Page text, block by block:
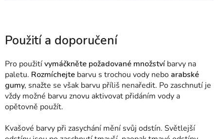
Použití a doporučení
Pro použitívymáčkněte požadované množstvíbarvy na
paletu. Rozmíchejte barvu s trochou vody nebo arabské
gumy, snažte se však barvu příliš nenaředit. Po zaschnutí je
vždy možné barvu znovu aktivovat přidáním vody a
opětovně použít.
Kvašové barvy při zasychání mění svůj odstín. Světlejší